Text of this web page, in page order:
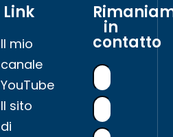
Link
Il mio
canale
YouTube
Il sito
di
in
contatto